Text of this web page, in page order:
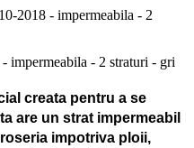
impermeabila - 2 straturi - gri
creata pentru a se
are un strat impermeabil
impotriva ploii,